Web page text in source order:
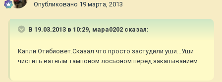
Опубликовано 19 марта, 2013
В 19.03.2013 в 10:29, мара0202 сказал:
Капли Отибиовет.Сказал что просто застудили уши...Уши
чистить ватным тампоном лосьоном перед закапыванием.